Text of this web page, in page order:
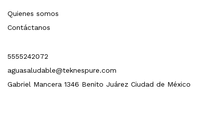
Quienes somos
Contáctanos
5555242072
aguasaludable@teknespure.com
Gabriel Mancera 1346 Benito Juárez Ciudad de México